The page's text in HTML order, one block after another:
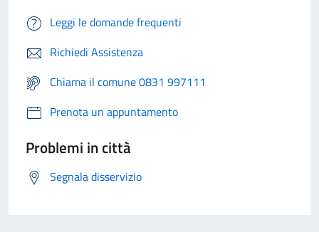
Leggi le domande frequenti
Richiedi Assistenza
Chiama il comune 0831 997111
Prenota un appuntamento
Problemi in città
Segnala disservizio